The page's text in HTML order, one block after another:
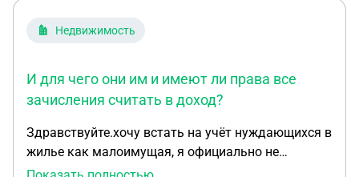
Недвижимость
И для чего они им и имеют ли права все
зачисления считать в доход?
Здравствуйте.хочу встать на учёт нуждающихся в
жилье как малоимущая, я официально не
работаю маленькому ребенку 1, 5.Имеют ли